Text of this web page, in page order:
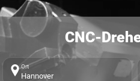
CNC-
Ort
Hannover